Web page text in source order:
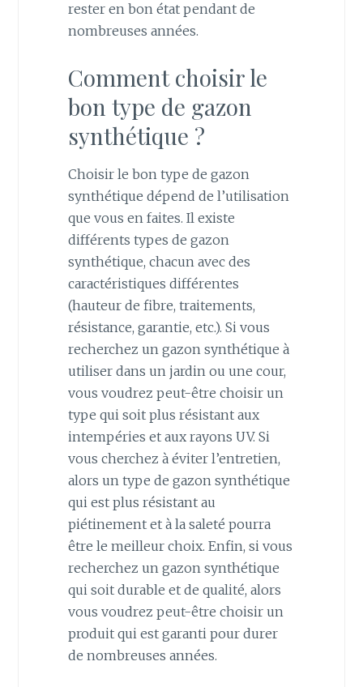
rester en bon état pendant de
nombreuses années.
Comment choisir le
bon type de gazon
synthétique ?
Choisir le bon type de gazon
synthétique dépend de l’utilisation
que vous en faites. Il existe
différents types de gazon
synthétique, chacun avec des
caractéristiques différentes
(hauteur de fibre, traitements,
résistance, garantie, etc.). Si vous
recherchez un gazon synthétique à
utiliser dans un jardin ou une cour,
vous voudrez peut-être choisir un
type qui soit plus résistant aux
intempéries et aux rayons UV. Si
vous cherchez à éviter l’entretien,
alors un type de gazon synthétique
qui est plus résistant au
piétinement et à la saleté pourra
être le meilleur choix. Enfin, si vous
recherchez un gazon synthétique
qui soit durable et de qualité, alors
vous voudrez peut-être choisir un
produit qui est garanti pour durer
de nombreuses années.